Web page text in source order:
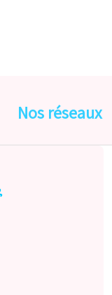
Nos réseaux